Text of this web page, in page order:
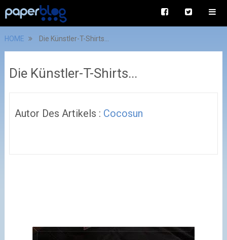
HOME Die Künstler-T-Shirts...
Die Künstler-T-Shirts...
Autor Des Artikels : Cocosun